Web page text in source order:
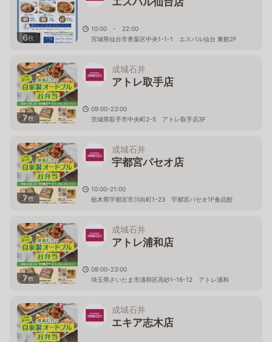
6枚
10:00 - 22:00
宮城県仙台市青葉区中央1-1-1 エスパル仙台 東館2F
7枚
成城石井
アトレ取手店
09:00-23:00
茨城県取手市中央町2-5 アトレ取手店3F
7枚
成城石井
宇都宮パセオ店
10:00-21:00
栃木県宇都宮市川向町1-23 宇都宮パセオ1F食品館
7枚
成城石井
アトレ浦和店
08:00-23:00
埼玉県さいたま市浦和区高砂1-16-12 アトレ浦和
成城石井
エキア志木店